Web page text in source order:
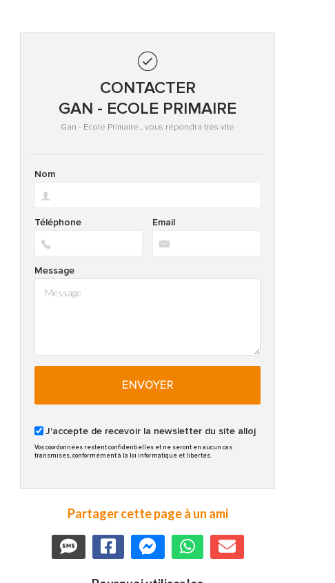
CONTACTER
GAN - ECOLE PRIMAIRE
Gan - Ecole Primaire , vous répondra très vite
Nom
Email
Téléphone
Message
ENVOYER
J'accepte de recevoir la newsletter du site alloj
Vos coordonnées restent confidentielles et ne seront en aucun cas
transmises, conformément à la loi informatique et libertés.
Partager cette page à un ami